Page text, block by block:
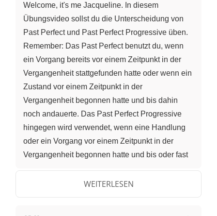
Welcome, it's me Jacqueline. In diesem
Übungsvideo sollst du die Unterscheidung von
Past Perfect und Past Perfect Progressive üben.
Remember: Das Past Perfect benutzt du, wenn
ein Vorgang bereits vor einem Zeitpunkt in der
Vergangenheit stattgefunden hatte oder wenn ein
Zustand vor einem Zeitpunkt in der
Vergangenheit begonnen hatte und bis dahin
noch andauerte. Das Past Perfect Progressive
hingegen wird verwendet, wenn eine Handlung
oder ein Vorgang vor einem Zeitpunkt in der
Vergangenheit begonnen hatte und bis oder fast
Handlungen in der Vergangenheit folgen
aufeinander. Die Handlung, die zeitlich
WEITERLESEN